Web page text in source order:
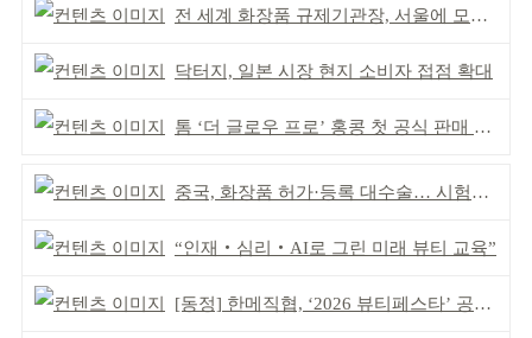
전 세계 화장품 규제기관장, 서울에 모인다
닥터지, 일본 시장 현지 소비자 접점 확대
톰 ‘더 글로우 프로’ 홍콩 첫 공식 판매 완판
중국, 화장품 허가·등록 대수술… 시험자료 공용 허용
“인재‧심리‧AI로 그린 미래 뷰티 교육”
[동정] 한메직협, ‘2026 뷰티페스타’ 공동 주최